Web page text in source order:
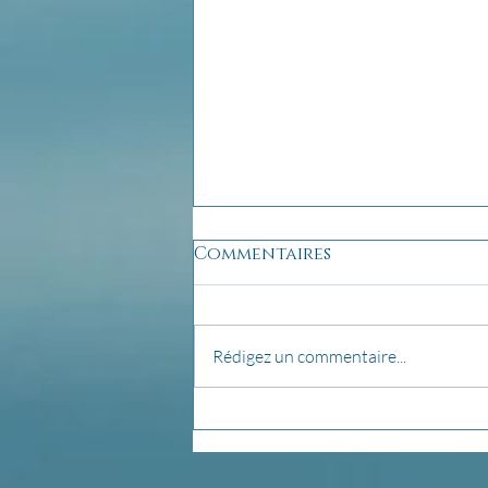
pensée du jour...
Commentaires
Rédigez un commentaire...